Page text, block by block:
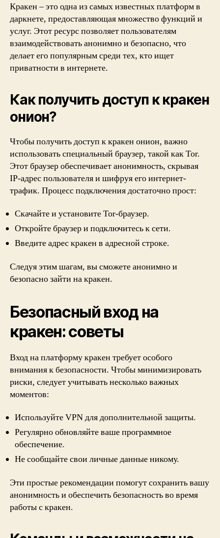
Кракен – это одна из самых известных платформ в
даркнете, предоставляющая множество функций и
услуг. Этот ресурс позволяет пользователям
взаимодействовать анонимно и безопасно, что
делает его популярным среди тех, кто ищет
приватности в интернете.
Как получить доступ к кракен
онион?
Чтобы получить доступ к кракен онион, важно
использовать специальный браузер, такой как Tor.
Этот браузер обеспечивает анонимность, скрывая
IP-адрес пользователя и шифруя его интернет-
трафик. Процесс подключения достаточно прост:
Скачайте и установите Tor-браузер.
Откройте браузер и подключитесь к сети.
Введите адрес кракен в адресной строке.
Следуя этим шагам, вы сможете анонимно и
безопасно зайти на кракен.
Безопасный вход на
кракен: советы
Вход на платформу кракен требует особого
внимания к безопасности. Чтобы минимизировать
риски, следует учитывать несколько важных
моментов:
Используйте VPN для дополнительной защиты.
Регулярно обновляйте ваше программное
обеспечение.
Не сообщайте свои личные данные никому.
Эти простые рекомендации помогут сохранить вашу
анонимность и обеспечить безопасность во время
работы с кракен.